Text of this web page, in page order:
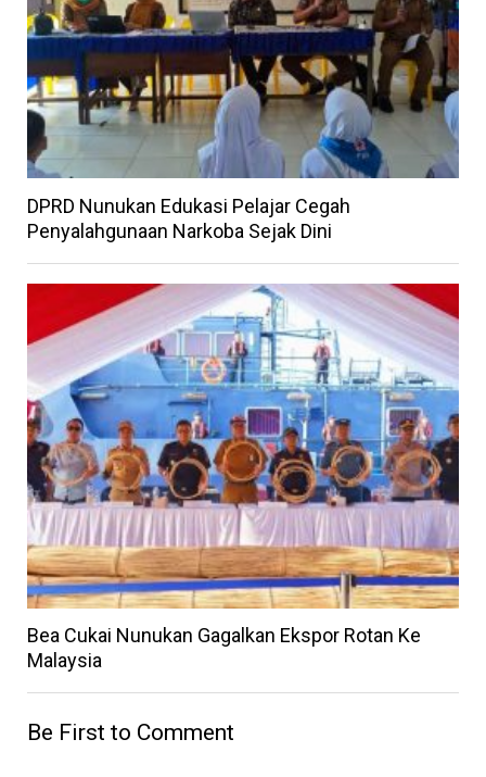
DPRD Nunukan Edukasi Pelajar Cegah
Penyalahgunaan Narkoba Sejak Dini
Bea Cukai Nunukan Gagalkan Ekspor Rotan Ke
Malaysia
Be First to Comment